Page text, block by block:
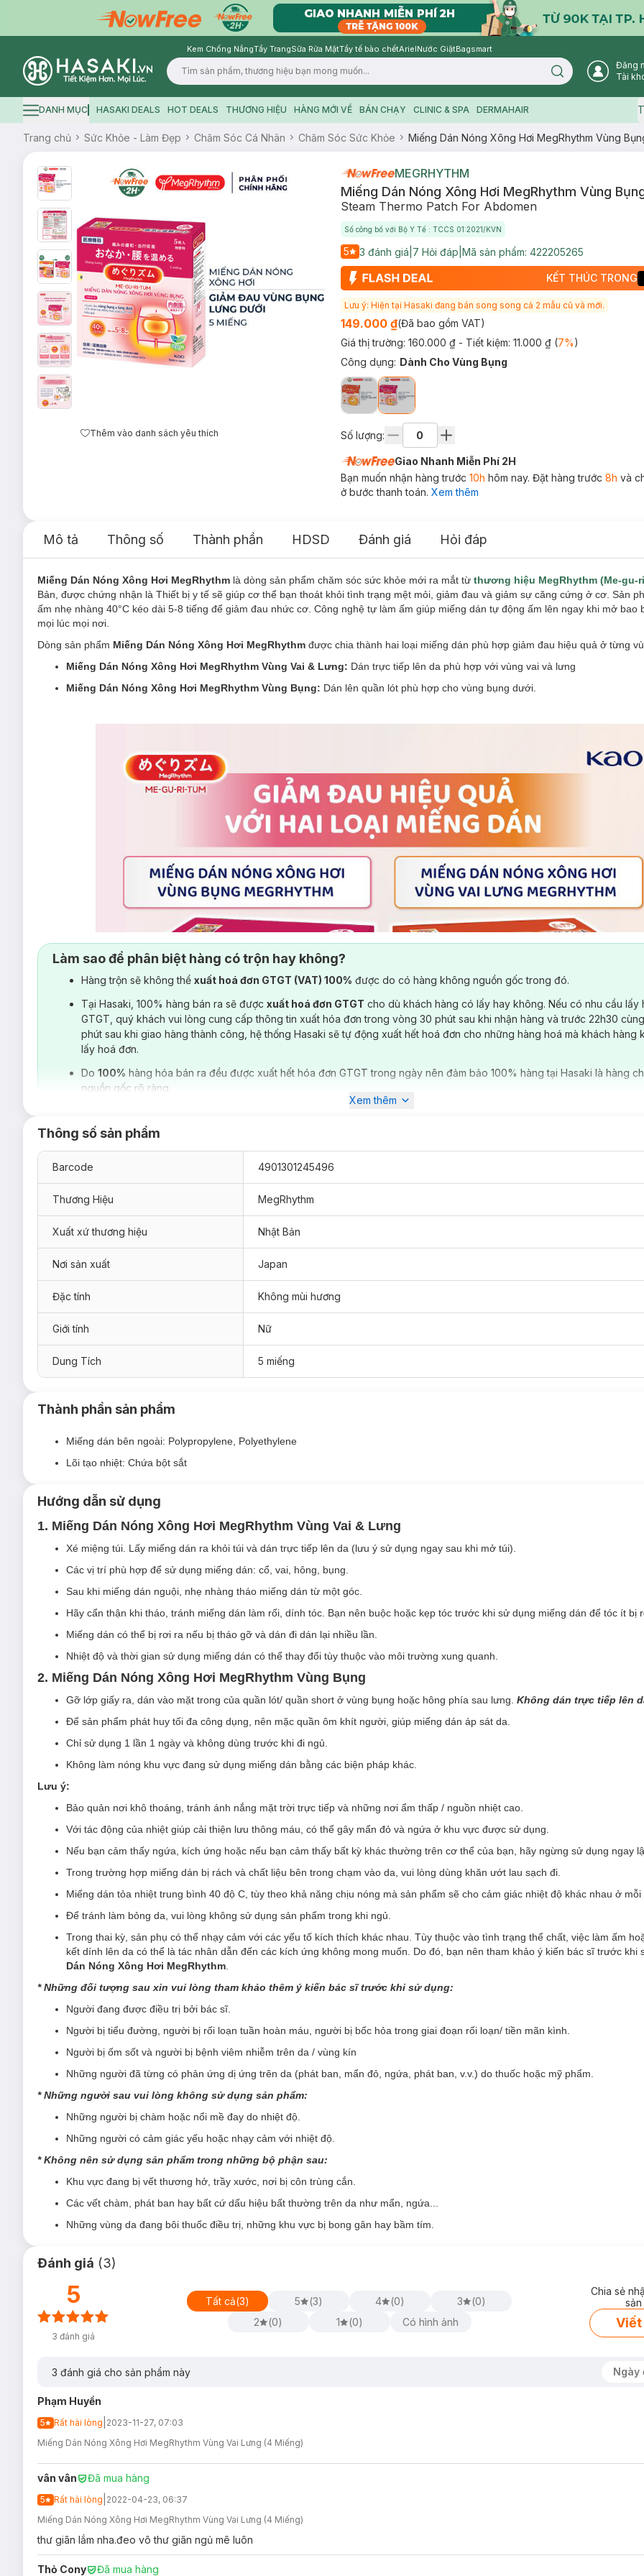
Kem Chống NắngTẩy TrangSữa Rửa MặtTẩy tế bào chếtArielNước GiặtBagsmart
Logo
Search icon
Đăng
Tài
Hamburger icon
DANH MỤC HASAKI DEALS HOT DEALS THƯƠNG HIỆU HÀNG MỚI VỀ BÁN CHẠY CLINIC & SPA DERMAHAIR
Trang chủ Sức Khỏe - Làm Đẹp Chăm Sóc Cá Nhân Chăm Sóc Sức Khỏe Miếng Dán Nóng Xông Hơi MegRhythm Vùng
Thêm vào danh sách yêu thích
MEGRHYTHM
Miếng Dán Nóng Xông Hơi MegRhythm Vùng
Steam Thermo Patch For Abdomen
Số công bố với Bộ Y Tế : TCCS 01:2021/KVN
5 3 đánh giá 7 Hỏi đáp Mã sản phẩm: 422205265
KẾT THÚC TRONG
Lưu ý: Hiện tại Hasaki đang bán song song cả 2 mẫu cũ và mới.
149.000 ₫(Đã bao gồm VAT)
Giá thị trường: 160.000 ₫ - Tiết kiệm: 11.000 ₫(7%)
Công dụng: Dành Cho Vùng Bụng
Số lượng:
Giao Nhanh Miễn Phí 2H
Bạn muốn nhận hàng trước 10h hôm nay. Đặt hàng trước 8h và
ở bước thanh toán. Xem thêm
Mô tả Thông số Thành phần HDSD Đánh giá Hỏi đáp
Miếng Dán Nóng Xông Hơi MegRhythm là dòng sản phẩm chăm sóc sức khỏe mới ra mắt từ thương hiệu MegRhythm (Me-gu-
Bản, được chứng nhận là Thiết bị y tế sẽ giúp cơ thể bạn thoát khỏi tình trạng mệt mỏi, giảm đau và giảm sự căng cứng ở cơ. Sản
ấm nhẹ nhàng 40°C kéo dài 5-8 tiếng để giảm đau nhức cơ. Công nghệ tự làm ấm giúp miếng dán tự động ấm lên ngay khi mở bao
mọi lúc mọi nơi.
Dòng sản phẩm Miếng Dán Nóng Xông Hơi MegRhythm được chia thành hai loại miếng dán phù hợp giảm đau hiệu quả ở từng
Miếng Dán Nóng Xông Hơi MegRhythm Vùng Vai & Lưng: Dán trực tiếp lên da phù hợp với vùng vai và lưng
Miếng Dán Nóng Xông Hơi MegRhythm Vùng Bụng: Dán lên quần lót phù hợp cho vùng bụng dưới.
Miếng Dán Nóng Xông Hơi Vùng Vai & Lưng
Khi cảm thấy đau cứng cơ tại bất kỳ vùng nào trên cơ thể, nguyên nhân có thể là do tuần hoàn máu kém.
Lưng MegRhythm
là thiết bị y tế, giúp làm ấm và giảm đau cứng cơ bắp vùng cổ, vai, lưng. Sản phẩm
Miếng dán được thiết kế dễ dàng sử dụng, chỉ cần dán trực tiếp lên vùng da bị đau, miếng dán sẽ tự động tỏa hơi nước và nóng dần
bao bì. Hơi ấm dễ chịu kéo dài từ 5 đến 8 tiếng, thẩm thấu sâu và cải thiện lưu thông máu, từ đó loại bỏ nguyên nhân và làm giảm
lưng dưới khó chịu.
Giải tỏa cơn đau cứng cơ bằng liệu pháp xông hơi, cho cuộc sống năng động mỗi ngày.
Người làm việc trong môi trường máy lạnh vào mùa hè.
Ưu thế nổi bật:
Miếng dán tỏa hơi nước và nóng dần lên ngay khi mở bao bì.
Hơi ấm dễ chịu khoảng 40℃ kéo dài 5-8 tiếng.
Thiết kế mỏng nhẹ ôm sát theo chuyển động cơ thể, không hằn, không lộ qua quần áo.
Sản phẩm không có mùi hương.
Công dụng chính:
6 lợi ích củaMiếng Dán Nóng MegRhythm Xông Hơi Vùng Vai Lưngmang lại cho bạn:
Cải thiện lưu thông máu
Thư giãn các vùng cơ bắp đang bị căng cứng
Kích thích tiêu hóa
Làm sao để phân biệt hàng có trộn hay không?
Hàng trộn sẽ không thể xuất hoá đơn GTGT (VAT) 100% được do có hàng không nguồn gốc trong đó.
Tại Hasaki, 100% hàng bán ra sẽ được xuất hoá đơn GTGT cho dù khách hàng có lấy hay không. Nếu có nhu cầu lấy
GTGT, quý khách vui lòng cung cấp thông tin xuất hóa đơn trong vòng 30 phút sau khi nhận hàng và trước 22h30
phút sau khi giao hàng thành công, hệ thống Hasaki sẽ tự động xuất hết hoá đơn cho những hàng hoá mà khách hàng
lấy hoá đơn.
Do 100% hàng hóa bán ra đều được xuất hết hóa đơn GTGT trong ngày nên đảm bảo 100% hàng tại Hasaki là hàng
nguồn gốc rõ ràng.
Xem thêm
Thông số sản phẩm
Barcode 4901301245496
Thương Hiệu MegRhythm
Xuất xứ thương hiệu Nhật Bản
Nơi sản xuất Japan
Đặc tính Không mùi hương
Giới tính Nữ
Dung Tích 5 miếng
Thành phần sản phẩm
Miếng dán bên ngoài: Polypropylene, Polyethylene
Lõi tạo nhiệt: Chứa bột sắt
Hướng dẫn sử dụng
1. Miếng Dán Nóng Xông Hơi MegRhythm Vùng Vai & Lưng
Xé miệng túi. Lấy miếng dán ra khỏi túi và dán trực tiếp lên da (lưu ý sử dụng ngay sau khi mở túi).
Các vị trí phù hợp để sử dụng miếng dán: cổ, vai, hông, bụng.
Sau khi miếng dán nguội, nhẹ nhàng tháo miếng dán từ một góc.
Hãy cẩn thận khi tháo, tránh miếng dán làm rối, dính tóc. Bạn nên buộc hoặc kẹp tóc trước khi sử dụng miếng dán để tóc ít bị
Miếng dán có thể bị rơi ra nếu bị tháo gỡ và dán đi dán lại nhiều lần.
Nhiệt độ và thời gian sử dụng miếng dán có thể thay đổi tùy thuộc vào môi trường xung quanh.
2. Miếng Dán Nóng Xông Hơi MegRhythm Vùng Bụng
Gỡ lớp giấy ra, dán vào mặt trong của quần lót/ quần short ở vùng bụng hoặc hông phía sau lưng. Không dán trực tiếp lên
Để sản phẩm phát huy tối đa công dụng, nên mặc quần ôm khít người, giúp miếng dán áp sát da.
Chỉ sử dụng 1 lần 1 ngày và không dùng trước khi đi ngủ.
Không làm nóng khu vực đang sử dụng miếng dán bằng các biện pháp khác.
Lưu ý:
Bảo quản nơi khô thoáng, tránh ánh nắng mặt trời trực tiếp và những nơi ẩm thấp / nguồn nhiệt cao.
Với tác động của nhiệt giúp cải thiện lưu thông máu, có thể gây mẩn đỏ và ngứa ở khu vực được sử dụng.
Nếu bạn cảm thấy ngứa, kích ứng hoặc nếu bạn cảm thấy bất kỳ khác thường trên cơ thể của bạn, hãy ngừng sử dụng ngay
Trong trường hợp miếng dán bị rách và chất liệu bên trong chạm vào da, vui lòng dùng khăn ướt lau sạch đi.
Miếng dán tỏa nhiệt trung bình 40 độ C, tùy theo khả năng chịu nóng mà sản phẩm sẽ cho cảm giác nhiệt độ khác nhau ở mỗi
Để tránh làm bỏng da, vui lòng không sử dụng sản phẩm trong khi ngủ.
Trong thai kỳ, sản phụ có thể nhạy cảm với các yếu tố kích thích khác nhau. Tùy thuộc vào tình trạng thể chất, việc làm ấm
kết dính lên da có thể là tác nhân dẫn đến các kích ứng không mong muốn. Do đó, bạn nên tham khảo ý kiến bác sĩ trước khi
Dán Nóng Xông Hơi MegRhythm
* Những đối tượng sau xin vui lòng tham khảo thêm ý kiến bác sĩ trước khi sử dụng:
Người đang được điều trị bởi bác sĩ.
Người bị tiểu đường, người bị rối loạn tuần hoàn máu, người bị bốc hỏa trong giai đoạn rối loạn/ tiền mãn kình.
Người bị ốm sốt và người bị bệnh viêm nhiễm trên da / vùng kín
Những người đã từng có phản ứng dị ứng trên da (phát ban, mẩn đỏ, ngứa, phát ban, v.v.) do thuốc hoặc mỹ phẩm.
* Những người sau vui lòng không sử dụng sản phẩm:
Những người bị chàm hoặc nổi mề đay do nhiệt độ.
Những người có cảm giác yếu hoặc nhạy cảm với nhiệt độ.
* Không nên sử dụng sản phẩm trong những bộ phận sau:
Khu vực đang bị vết thương hở, trầy xước, nơi bị côn trùng cắn.
Các vết chàm, phát ban hay bất cứ dấu hiệu bất thường trên da như mẩn, ngứa...
Những vùng da đang bôi thuốc điều trị, những khu vực bị bong gân hay bầm tím.
Đánh giá (3)
5
3 đánh giá
Tất cả(3) 5 (3) 4 (0) 3 (0)
2
(0) 1 (0) Có hình ảnh
Chia sẻ
Viết
3 đánh giá cho sản phẩm này Ngày
Phạm Huyền
5 Rất hài lòng 2023-11-27, 07:03
Miếng Dán Nóng Xông Hơi MegRhythm Vùng Vai Lưng (4 Miếng)
vân vân Đã mua hàng
5 Rất hài lòng 2022-04-23, 06:37
Miếng Dán Nóng Xông Hơi MegRhythm Vùng Vai Lưng (4 Miếng)
thư giãn lắm nha.đeo vô thư giãn ngủ mê luôn
Thỏ Cony Đã mua hàng